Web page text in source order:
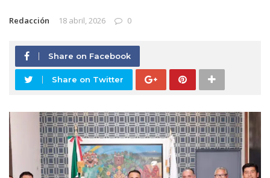
Redacción 18 abril, 2026 0
Share on Facebook
Share on Twitter